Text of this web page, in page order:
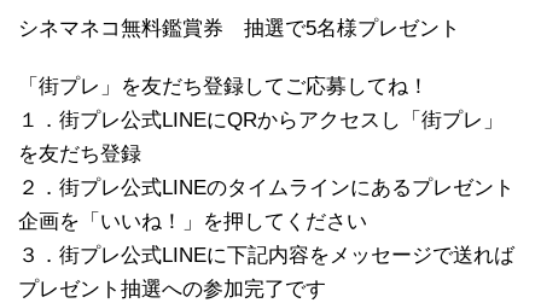
シネマネコ無料鑑賞券 抽選で5名様プレゼント
「街プレ」を友だち登録してご応募してね！
１．街プレ公式LINEにQRからアクセスし「街プレ」
を友だち登録
２．街プレ公式LINEのタイムラインにあるプレゼント
企画を「いいね！」を押してください
３．街プレ公式LINEに下記内容をメッセージで送れば
プレゼント抽選への参加完了です